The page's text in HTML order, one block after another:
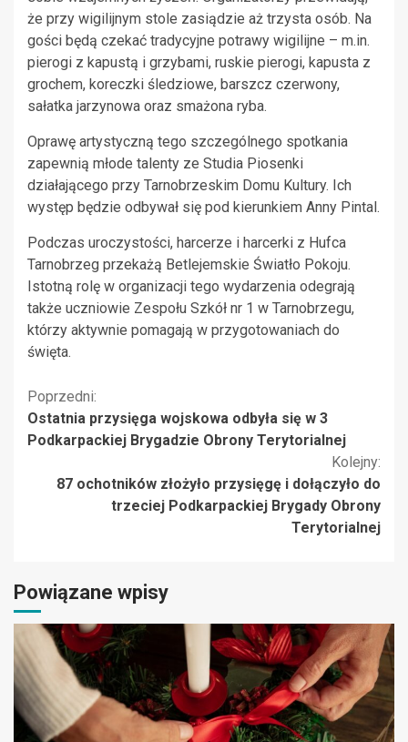
że przy wigilijnym stole zasiądzie aż trzysta osób. Na
gości będą czekać tradycyjne potrawy wigilijne – m.in.
pierogi z kapustą i grzybami, ruskie pierogi, kapusta z
grochem, koreczki śledziowe, barszcz czerwony,
sałatka jarzynowa oraz smażona ryba.
Oprawę artystyczną tego szczególnego spotkania
zapewnią młode talenty ze Studia Piosenki
działającego przy Tarnobrzeskim Domu Kultury. Ich
występ będzie odbywał się pod kierunkiem Anny Pintal.
Podczas uroczystości, harcerze i harcerki z Hufca
Tarnobrzeg przekażą Betlejemskie Światło Pokoju.
Istotną rolę w organizacji tego wydarzenia odegrają
także uczniowie Zespołu Szkół nr 1 w Tarnobrzegu,
którzy aktywnie pomagają w przygotowaniach do
święta.
Kontynuuj
czytanie
Poprzedni:
Ostatnia przysięga wojskowa odbyła się w 3
Podkarpackiej Brygadzie Obrony Terytorialnej
Kolejny:
87 ochotników złożyło przysięgę i dołączyło do
trzeciej Podkarpackiej Brygady Obrony
Terytorialnej
Powiązane wpisy